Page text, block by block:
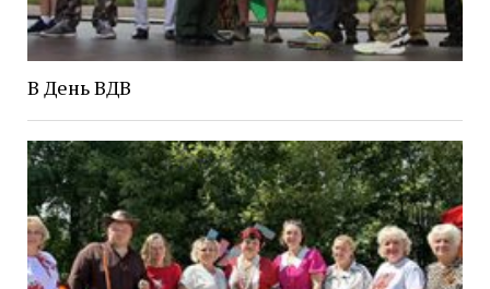
В День ВДВ